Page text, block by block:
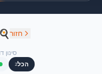
חזור 🍳
סינון
הכל2